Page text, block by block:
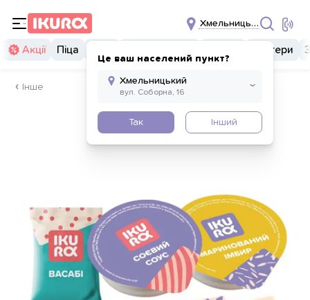
Хмельницький
Це ваш населений пункт?
Так Інший
Акції Піца Бургери
Інше